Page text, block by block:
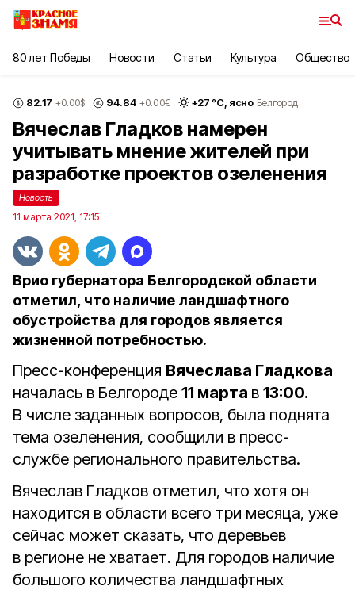
80 лет Победы Новости Статьи Культура Общество
82.17 +0.00$ 94.84 +0.00€ +27 °С, ясно Белгород
Вячеслав Гладков намерен
учитывать мнение жителей при
разработке проектов озеленения
Новость
11 марта 2021, 17:15
Врио губернатора Белгородской области
отметил, что наличие ландшафтного
обустройства для городов является
жизненной потребностью.
Пресс-конференция Вячеслава Гладкова
началась в Белгороде 11 марта в 13:00.
В числе заданных вопросов, была поднята
тема озеленения, сообщили в пресс-
службе регионального правительства.
Вячеслав Гладков отметил, что хотя он
находится в области всего три месяца, уже
сейчас может сказать, что деревьев
в регионе не хватает. Для городов наличие
большого количества ландшафтных